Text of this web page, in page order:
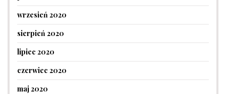
wrzesień 2020
sierpień 2020
lipiec 2020
czerwiec 2020
maj 2020